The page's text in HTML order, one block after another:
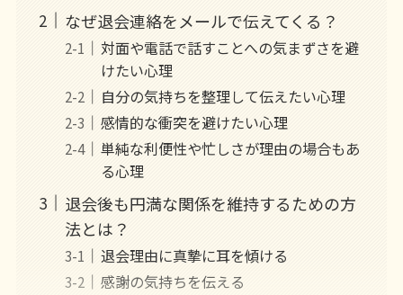
なぜ退会連絡をメールで伝えてくる？
対面や電話で話すことへの気まずさを避
けたい心理
自分の気持ちを整理して伝えたい心理
感情的な衝突を避けたい心理
単純な利便性や忙しさが理由の場合もあ
る心理
退会後も円満な関係を維持するための方
法とは？
退会理由に真摯に耳を傾ける
感謝の気持ちを伝える